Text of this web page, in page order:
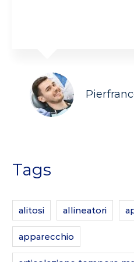
Tags
alitosi allineatori
apparecchio